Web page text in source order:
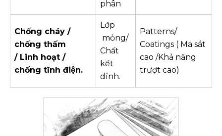
phân
Chống cháy /
chống thấm
/ Linh hoạt /
chống tĩnh điện.
Lớp
mỏng/
Chất
kết
dính.
Patterns/
Coatings ( Ma sát
cao /Khả năng
trượt cao)